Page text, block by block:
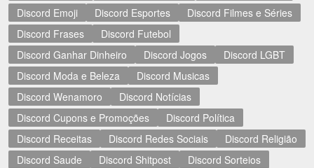
Discord Emoji
Discord Esportes
Discord Filmes e Séries
Discord Frases
Discord Futebol
Discord Ganhar Dinheiro
Discord Jogos
Discord LGBT
Discord Moda e Beleza
Discord Musicas
Discord Wenamoro
Discord Notícias
Discord Cupons e Promoções
Discord Política
Discord Receitas
Discord Redes Sociais
Discord Religião
Discord Saude
Discord Shitpost
Discord Sorteios